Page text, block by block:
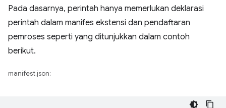
Pada dasarnya, perintah hanya memerlukan deklarasi
perintah dalam manifes ekstensi dan pendaftaran
pemroses seperti yang ditunjukkan dalam contoh
berikut.
manifest.json: